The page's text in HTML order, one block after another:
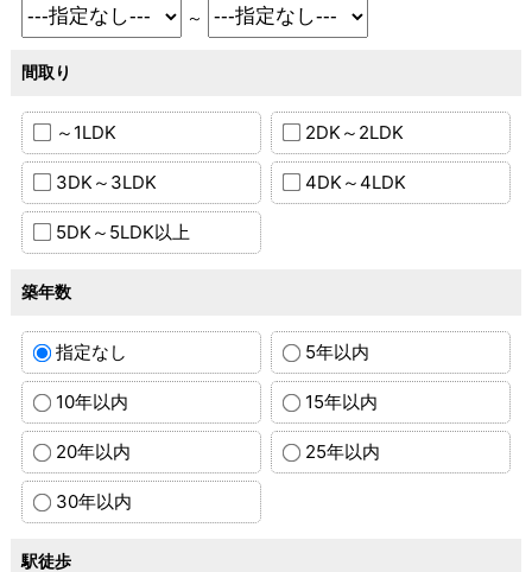
～
間取り
～1LDK 2DK～2LDK
3DK～3LDK 4DK～4LDK
5DK～5LDK以上
築年数
指定なし 5年以内
10年以内 15年以内
20年以内 25年以内
30年以内
駅徒歩